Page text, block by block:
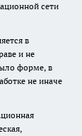
сети
в
и не
форме, в
не иначе